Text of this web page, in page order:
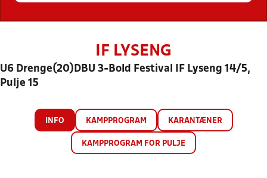
IF LYSENG
U6 Drenge(20)DBU 3-Bold Festival IF Lyseng 14/5,
Pulje 15
INFO KAMPPROGRAM KARANTÆNER
KAMPPROGRAM FOR PULJE